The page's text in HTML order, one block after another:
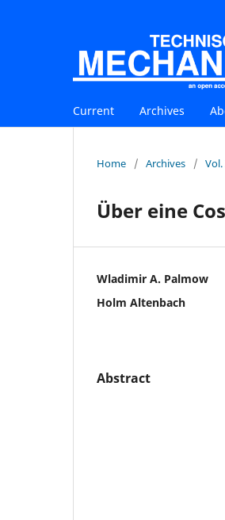
Current Archives
Home / Archives / Vol.
Über eine
Wladimir A. Palmow
Holm Altenbach
Abstract